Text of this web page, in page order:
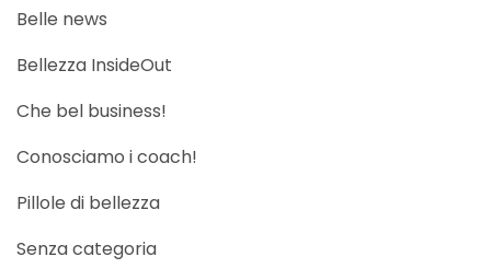
Belle news
Bellezza InsideOut
Che bel business!
Conosciamo i coach!
Pillole di bellezza
Senza categoria